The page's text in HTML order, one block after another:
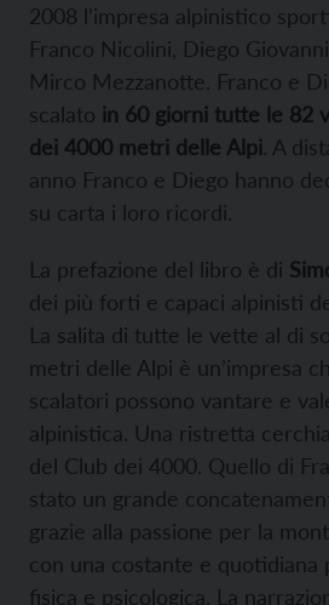
2008 l’impresa alpinistico
Franco Nicolini, Diego
Mirco Mezzanotte. Franco e
scalato in 60 giorni tutte le 82
dei 4000 metri delle Alpi. A
anno Franco e Diego hanno
su carta i loro ricordi.
La prefazione del libro è di
dei più forti e capaci alpinisti
La salita di tutte le vette al di
metri delle Alpi è un’impresa
scalatori possono vantare e
alpinistica. Una ristretta
del Club dei 4000. Quello di
stato un grande
grazie alla passione per la
con una costante e quotidiana
fisica e psicologica. La